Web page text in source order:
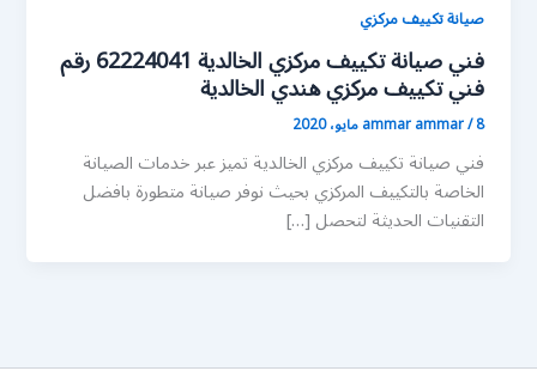
صيانة تكييف مركزي
فني صيانة تكييف مركزي الخالدية 62224041 رقم
فني تكييف مركزي هندي الخالدية
ammar ammar/8 مايو، 2020
فني صيانة تكييف مركزي الخالدية تميز عبر خدمات الصيانة
الخاصة بالتكييف المركزي بحيث نوفر صيانة متطورة بافضل
التقنيات الحديثة لتحصل […]